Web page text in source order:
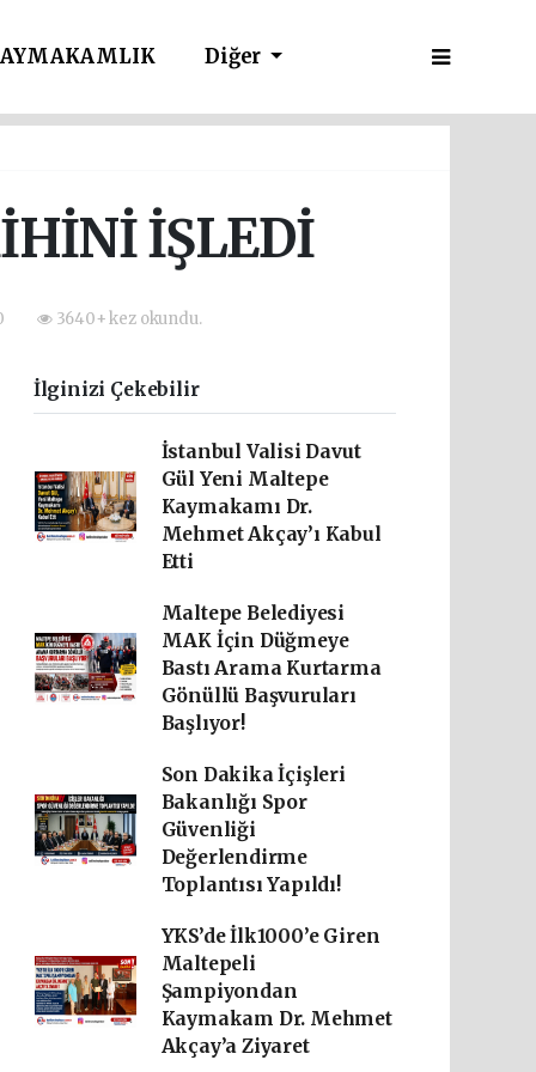
Diğer
İŞLEDİ
3640+ kez okundu.
İlginizi Çekebilir
İstanbul Valisi Davut
Gül Yeni Maltepe
Kaymakamı Dr.
Mehmet Akçay’ı Kabul
Etti
Maltepe Belediyesi
MAK İçin Düğmeye
Bastı Arama Kurtarma
Gönüllü Başvuruları
Başlıyor!
Son Dakika İçişleri
Bakanlığı Spor
Güvenliği
Değerlendirme
Toplantısı Yapıldı!
YKS’de İlk1000’e Giren
Maltepeli
Şampiyondan
Kaymakam Dr. Mehmet
Akçay’a Ziyaret